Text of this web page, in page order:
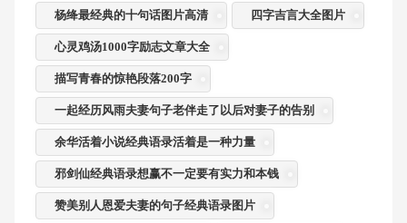
杨绛最经典的十句话图片高清 四字吉言大全图片
心灵鸡汤1000字励志文章大全
描写青春的惊艳段落200字
一起经历风雨夫妻句子老伴走了以后对妻子的告别
余华活着小说经典语录活着是一种力量
邪剑仙经典语录想赢不一定要有实力和本钱
赞美别人恩爱夫妻的句子经典语录图片